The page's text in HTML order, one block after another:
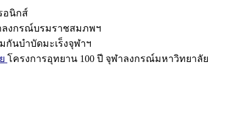
อนิกส์
ลงกรณ์บรมราชสมภพฯ
นบำบัดมะเร็งจุฬาฯ
โครงการอุทยาน 100 ปี จุฬาลงกรณ์มหาวิทยาลัย